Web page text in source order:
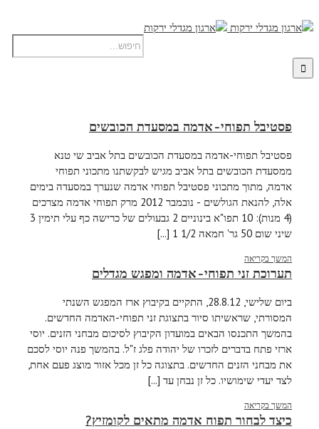
פסטיבל תפוחי-אדמה במסעדת הכובשים
פסטיבל תפוחי-אדמה במסעדת הכובשים בתל אביב שי טנא
ממסעדת הכובשים בתל אביב מגיש לבקשתנו מתכוני תפוחי
אדמה, מתוך מתכוני פסטיבל תפוחי אדמה שנערך במסעדה בימים
אלה, להנאת הגולשים - נובמבר 2012 מרק תפוחי אדמה מצרכים
(4 מנות): 10 תפו"א בינוניים 2 גבעולים של כרישה כף עלי תימין 3
שיני שום 50 גר' חמאה 1/2 1 [...]
המשך בקריאה
תערוכת זני תפוחי-אדמה ומפגש מגדלים
ביום שלישי, 28.8.12, התקיים בקיבוץ ארז המפגש השנתי
המסורתי, שראשיתו סיור בתצוגת זני תפוחי-האדמה החדשים.
בהמשך התכנסו הבאים במועדון הקיבוץ לסיכום מבחני הזנים. יוסי
ארזי פתח בדברים לזכרו של יהודה פלג ז"ל. בהמשך פנה יוסי לסכם
את מבחני הזנים החדשים. בתצוגה כל זן מכל אזור מוצג פעם אחת,
לצד יעדי שימושיו. כל זן נבחן עד [...]
המשך בקריאה
כיצד לבחור תפוח אדמה מתאים לקומזיץ?